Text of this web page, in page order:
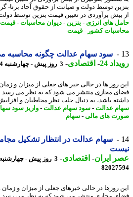
توسط دولت و صیانت از حقوق آحاد برنا-
برآوردی در تعیین قیمت بنزین توسط دولت و
های انرژی-بنزین- دیوان محاسبات-قیمت
کشور-قیمت
سود سهام عدالت چگونه محاسبه می
24
-اقتصادی-3 روز پیش - چهارشنبه 14 مرداد 1405، 12:32
روز ها در حالی خبر های جعلی از میزان و زمان
مجازی منتشر می شود که به نظر می رسد بیش
باشد، به دنبال جلب نظر مخاطبان و افزایش ...
عدالت-سود سهام عدالت-واریز سود سهام
های مالی-سهام
سهام عدالت در انتظار تشکیل مجامع/
ایران- اقتصادی-3 روز پیش - چهارشنبه 14 مرداد 1405، 10:55
روزها در حالی خبرهای جعلی از میزان و زمان